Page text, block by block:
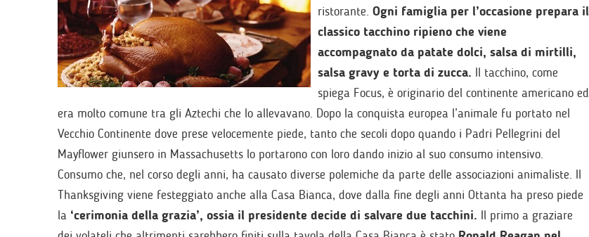
ristorante. Ogni famiglia per l’occasione prepara il
classico tacchino ripieno che viene
accompagnato da patate dolci, salsa di mirtilli,
salsa gravy e torta di zucca. Il tacchino, come
spiega Focus, è originario del continente americano ed
era molto comune tra gli Aztechi che lo allevavano. Dopo la conquista europea l’animale fu portato nel
Vecchio Continente dove prese velocemente piede, tanto che secoli dopo quando i Padri Pellegrini del
Mayflower giunsero in Massachusetts lo portarono con loro dando inizio al suo consumo intensivo.
Consumo che, nel corso degli anni, ha causato diverse polemiche da parte delle associazioni animaliste. Il
Thanksgiving viene festeggiato anche alla Casa Bianca, dove dalla fine degli anni Ottanta ha preso piede
la ‘cerimonia della grazia’, ossia il presidente decide di salvare due tacchini. Il primo a graziare